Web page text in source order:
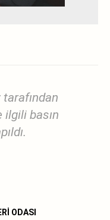
tarafından
ilgili basın
ODASI